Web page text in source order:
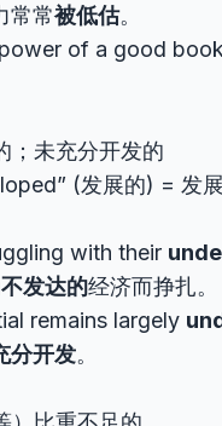
常常被低估。
of a good
；未充分开发的
(发展的) = 发
with their
不发达的经济而挣扎。
remains largely
分开发。